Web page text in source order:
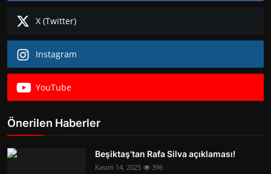
X (Twitter)
Instagram
YouTube
Önerilen Haberler
Beşiktaş'tan Rafa Silva açıklaması!
Kasım 14, 2025 396